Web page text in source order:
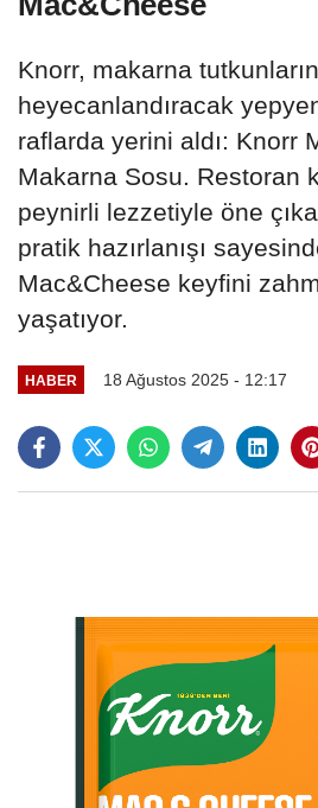
Knorr, makarna
heyecanlandıracak
raflarda yerini aldı: Knorr
Makarna Sosu. Restoran
peynirli lezzetiyle öne
pratik hazırlanışı
Mac&Cheese keyfini
yaşatıyor.
HABER 18 Ağustos 2025 - 12:17